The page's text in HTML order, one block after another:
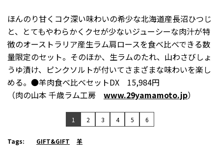
ほんのり甘くコク深い味わいの希少な北海道産長沼ひつじ
と、とてもやわらかくクセが少ないジューシーな肉汁が特
徴のオーストラリア産生ラム肩ロースを食べ比べできる数
量限定のセット。そのほか、生ラムのたれ、山わさびしょ
うゆ漬け、ピンクソルトが付いてさまざまな味わいを楽し
める。●羊肉食べ比べセットDX 15,984円
（肉の山本 千歳ラム工房 www.29yamamoto.jp）
1 2 3 4 5 6
Tags: GIFT&GIFT 羊